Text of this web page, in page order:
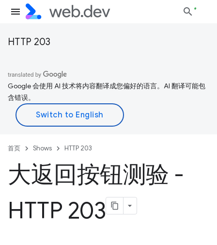
HTTP 203
Google 会使用 AI 技术将内容翻译成您偏好的语言。AI 翻译可能包
含错误。
首页 Shows HTTP 203
大返回按钮测验 -
HTTP 203